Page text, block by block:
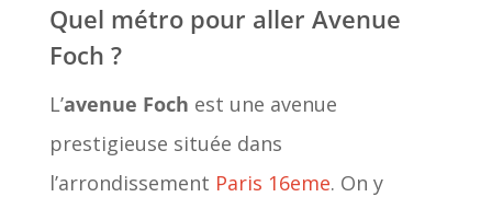
Quel métro pour aller Avenue
Foch ?
L’avenue Foch est une avenue
prestigieuse située dans
l’arrondissement Paris 16eme. On y